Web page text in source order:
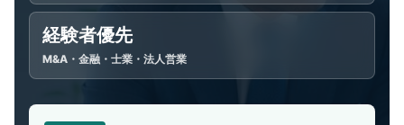
経験者優先
M&A・金融・士業・法人営業